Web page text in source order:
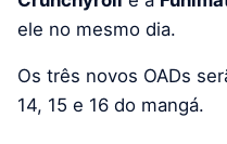
ele no mesmo dia.
Os três novos OADs
14, 15 e 16 do mangá.